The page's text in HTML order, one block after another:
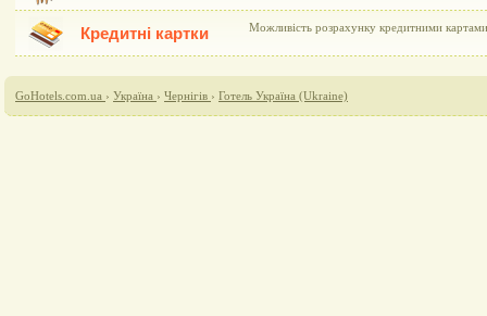
Кредитні картки Можливість розрахунку кредитними
GoHotels.com.ua › Україна › Чернігів › Готель Україна (Ukraine)